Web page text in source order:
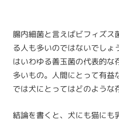
腸内細菌と言えばビフィズス
る人も多いのではないでし
はいわゆる善玉菌の代表的な
多いもの。人間にとって有益
では犬にとってはどのような
結論を書くと、犬にも猫にも